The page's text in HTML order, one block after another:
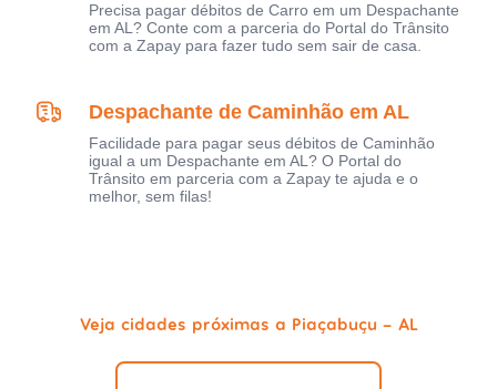
Precisa pagar débitos de Carro em um Despachante
em AL? Conte com a parceria do Portal do Trânsito
com a Zapay para fazer tudo sem sair de casa.
Despachante de Caminhão em AL
Facilidade para pagar seus débitos de Caminhão
igual a um Despachante em AL? O Portal do
Trânsito em parceria com a Zapay te ajuda e o
melhor, sem filas!
Veja cidades próximas a Piaçabuçu - AL